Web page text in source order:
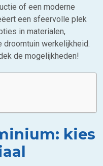
of een moderne
een sfeervolle plek
in materialen,
droomtuin werkelijkheid.
de mogelijkheden!
kies